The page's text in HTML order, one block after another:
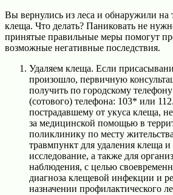
Вы вернулись из леса и обнаружили на
клеща. Что делать? Паниковать не
принятые правильные меры помогут
возможные негативные последствия.
Удаляем клеща. Если
произошло, первичную
получить по городскому
(сотового) телефона: 103* или
пострадавшему от укуса клеща,
за медицинской помощью в
поликлинику по месту
травмпункт для удаления клеща и
исследование, а также для
наблюдения, с целью
диагноза клещевой инфекции и
назначении профилактического